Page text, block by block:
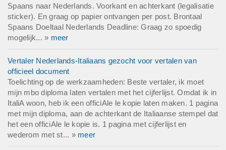
Spaans naar Nederlands. Voorkant en achterkant (legalisatie
sticker). En graag op papier ontvangen per post. Brontaal
Spaans Doeltaal Nederlands Deadline: Graag zo spoedig
mogelijk... » meer
Vertaler Nederlands-Italiaans gezocht voor vertalen van
officieel document
Toelichting op de werkzaamheden: Beste vertaler, ik moet
mijn mbo diploma laten vertalen met het cijferlijst. Omdat ik in
ItaliA woon, heb ik een officiAle le kopie laten maken. 1 pagina
met mijn diploma, aan de achterkant de Italiaanse stempel dat
het een officiAle le kopie is. 1 pagina met cijferlijst en
wederom met st... » meer